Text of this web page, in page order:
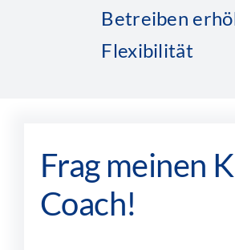
Betreiben
Flexibilität
Frag meinen
Coach!